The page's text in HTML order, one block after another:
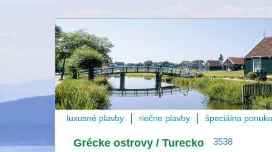
luxusné plavby riečne plavby špeciálna ponuka
Grécke ostrovy / Turecko 3538